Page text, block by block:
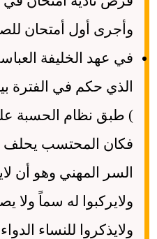
وأجرى أول أمتحان
في عهد الخليفة
) طبق نظام الحسبة
فكان المحتسب يحلف
السر المهني وهو أن
ولايركبوا له سماً ولا
ولايذكروا للنساء